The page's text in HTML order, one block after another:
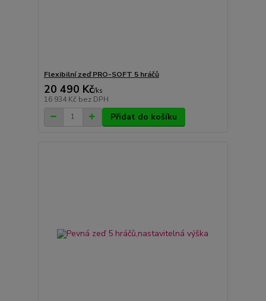
Flexibilní zeď PRO-SOFT 5 hráčů
20 490 Kč/ks
16 934 Kč bez DPH
Přidat do košíku